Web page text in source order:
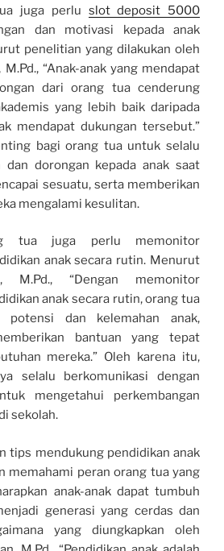
juga perlu slot deposit 5000
dan motivasi kepada anak
penelitian yang dilakukan oleh
“Anak-anak yang mendapat
dari orang tua cenderung
yang lebih baik daripada
mendapat dukungan tersebut.”
bagi orang tua untuk selalu
dan dorongan kepada anak saat
sesuatu, serta memberikan
mengalami kesulitan.
tua juga perlu memonitor
anak secara rutin. Menurut
“Dengan memonitor
anak secara rutin, orang tua
potensi dan kelemahan anak,
bantuan yang tepat
mereka.” Oleh karena itu,
selalu berkomunikasi dengan
mengetahui perkembangan
sekolah.
tips mendukung pendidikan anak
memahami peran orang tua yang
anak-anak dapat tumbuh
generasi yang cerdas dan
yang diungkapkan oleh